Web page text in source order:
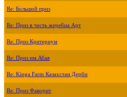
Re: Большой приз
Re: Приз в честь жеребца Арт
Re: Приз Критериум
Re: Приз им.Абая
Re: Kinga Farm Казахстан Дерби
Re: Приз Фаворит